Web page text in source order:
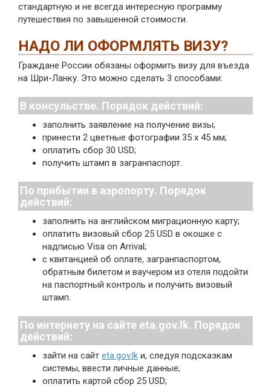
стандартную и не всегда интересную программу
путешествия по завышенной стоимости.
НАДО ЛИ ОФОРМЛЯТЬ ВИЗУ?
Граждане России обязаны оформить визу для въезда
на Шри-Ланку. Это можно сделать 3 способами:
В консульстве. Порядок действий:
заполнить заявление на получение визы;
принести 2 цветные фотографии 35 х 45 мм;
оплатить сбор 30 USD;
получить штамп в загранпаспорт.
По прибытии в аэропорту. Порядок
действий:
заполнить на английском миграционную карту;
оплатить визовый сбор 25 USD в окошке с
надписью Visa on Arrival;
с квитанцией об оплате, загранпаспортом,
обратным билетом и ваучером из отеля подойти
на паспортный контроль и получить визовый
штамп.
По интернету на сайте eta.gov.lk. Порядок
действий:
зайти на сайт eta.gov.lk и, следуя подсказкам
системы, ввести личные данные;
оплатить картой сбор 25 USD;